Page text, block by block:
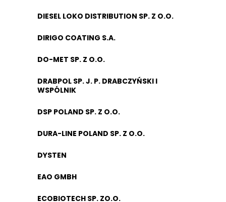
DIESEL LOKO DISTRIBUTION SP. Z O.O.
DIRIGO COATING S.A.
DO-MET SP. Z O.O.
DRABPOL SP. J. P. DRABCZYŃSKI I
WSPÓLNIK
DSP POLAND SP. Z O.O.
DURA-LINE POLAND SP. Z O.O.
DYSTEN
EAO GMBH
ECOBIOTECH SP. ZO.O.